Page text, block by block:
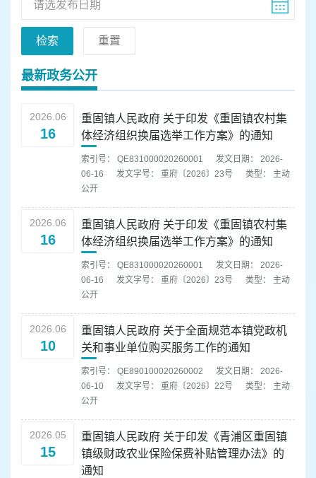
检索 重置
最新政务公开
2026.06
16
重固镇人民政府 关于印发《重固镇农村集
体经济组织换届选举工作方案》的通知
索引号： QE831000020260001
发文日期： 2026-
06-16
发文字号： 重府〔2026〕23号
类型： 主动
公开
2026.06
16
重固镇人民政府 关于印发《重固镇农村集
体经济组织换届选举工作方案》的通知
索引号： QE831000020260001
发文日期： 2026-
06-16
发文字号： 重府〔2026〕23号
类型： 主动
公开
2026.06
10
重固镇人民政府 关于全面规范本镇党政机
关和事业单位购买服务工作的通知
索引号： QE890100020260002
发文日期： 2026-
06-10
发文字号： 重府〔2026〕22号
类型： 主动
公开
2026.05
15
重固镇人民政府 关于印发《青浦区重固镇
镇级财政农业保险保费补贴管理办法》的
通知